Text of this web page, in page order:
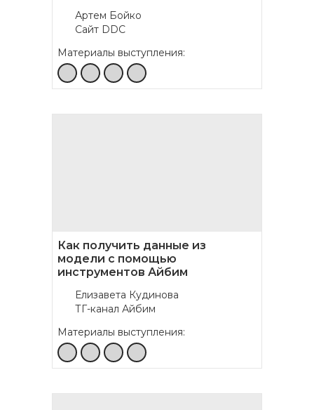
Материалы выступления:
Сайт DDC
Артем Бойко
Материалы выступления:
ТГ-канал Айбим
Елизавета Кудинова
Как получить данные из
модели с помощью
инструментов Айбим